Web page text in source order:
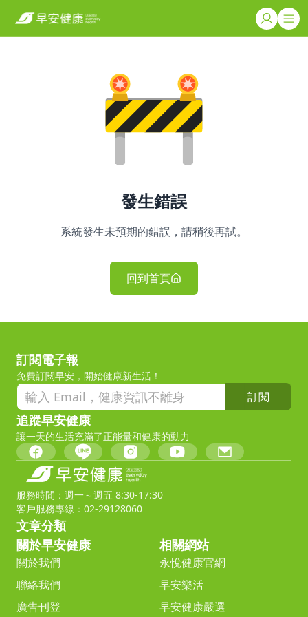
發生錯誤
系統發生未預期的錯誤，請稍後再試。
回到首頁
訂閱電子報
免費訂閱早安，開始健康新生活！
訂閱
追蹤早安健康
讓一天的生活充滿了正能量和健康的動力
服務時間：週一～週五 8:30-17:30
客戶服務專線：02-29128060
文章分類
關於早安健康
關於我們
聯絡我們
廣告刊登
相關網站
永悅健康官網
早安樂活
早安健康嚴選